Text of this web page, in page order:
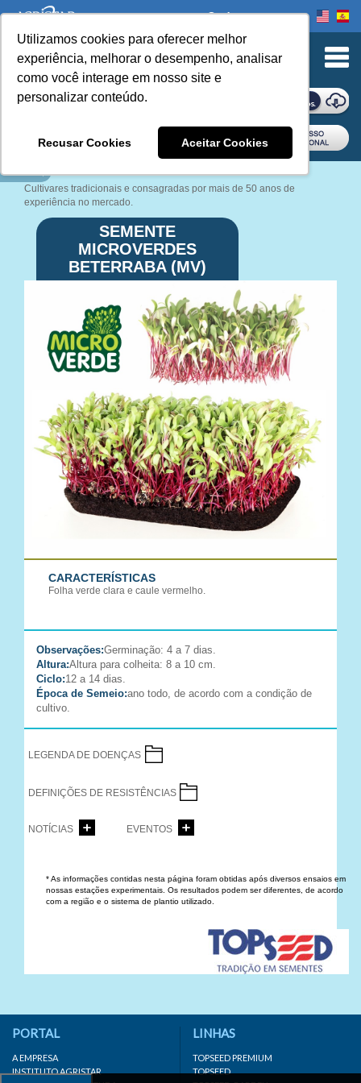
Utilizamos cookies para oferecer melhor
experiência, melhorar o desempenho, analisar
como você interage em nosso site e
personalizar conteúdo.
Recusar Cookies Aceitar Cookies
Onde comprar
ONDE COMPRAR
Cultivares tradicionais e consagradas por mais de 50 anos de
experiência no mercado.
SEMENTE
MICROVERDES
BETERRABA (MV)
CARACTERÍSTICAS
Folha verde clara e caule vermelho.
Observações:Germinação: 4 a 7 dias.
Altura:Altura para colheita: 8 a 10 cm.
Ciclo:12 a 14 dias.
Época de Semeio:ano todo, de acordo com a condição de
cultivo.
LEGENDA DE DOENÇAS
DEFINIÇÕES DE RESISTÊNCIAS
NOTÍCIAS EVENTOS
* As informações contidas nesta página foram obtidas após diversos ensaios em
nossas estações experimentais. Os resultados podem ser diferentes, de acordo
com a região e o sistema de plantio utilizado.
PORTAL
A EMPRESA
INSTITUTO AGRISTAR
LINHAS
TOPSEED PREMIUM
TOPSEED